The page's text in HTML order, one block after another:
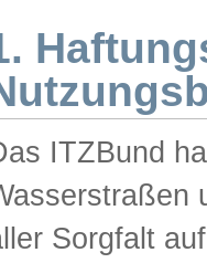
ITZBund
Sorgfalt